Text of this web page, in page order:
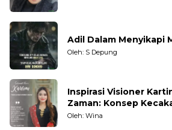
Adil Dalam Menyikapi
Oleh: S Depung
Inspirasi Visioner
Zaman: Konsep Kecakapan Hidup bagi
Generasi Muda
Oleh: Wina